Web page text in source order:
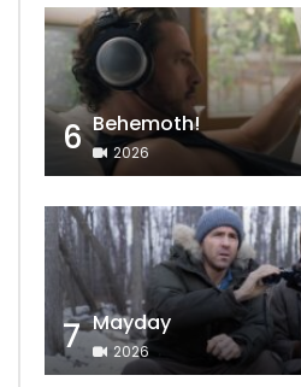
6 Behemoth!
2026
7 Mayday
2026